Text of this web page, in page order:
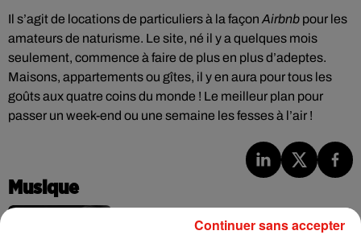
Il s’agit de locations de particuliers à la façon Airbnb pour les
amateurs de naturisme. Le site, né il y a quelques mois
seulement, commence à faire de plus en plus d’adeptes.
Maisons, appartements ou gîtes, il y en aura pour tous les
goûts aux quatre coins du monde ! Le meilleur plan pour
passer un week-end ou une semaine les fesses à l’air !
Musique
Continuer sans accepter